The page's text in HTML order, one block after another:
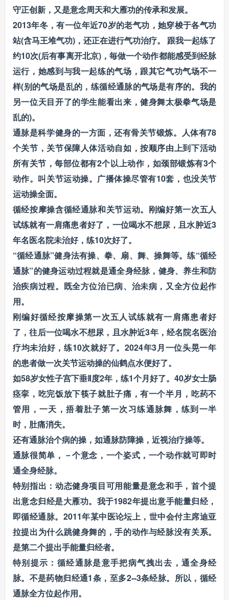
守正创新，又是意念周天和大雁功的传承和发展。
2013年冬，有一位年近70岁的老气功，她穿梭于各气功
站(含马王堆气功)，还正在进行气功治疗。 跟我一起练了
约10次(后有事离开北京)，毎做一个动作都能感受到经脉
运行，她感到与我一起练的气场，跟其它气功气场不一
样(别的气场是乱的，练循经通脉的气场是有序的。我的
另一位天目开了的学生能看出来，健身舞太极拳气场是
乱的)。
通脉是科学健身的一方面，还有骨关节锻炼。人体有78
个关节，关节保障人体活动自如，按顺序由上到下活动
所有关节，每部位都有2个以上动作，如颈部锻炼有3个
动作。叫关节运动操。广播体操尽管有10套，也没关节
运动操全面。
循经按摩操含循经通脉和关节运动。刚编好第一次五人
试练就有一肩痛患者好了，一位喝水不想尿，且水肿近3
年名医名院未治好，练10次好了。
“循经通脉”健身法有操、拳、扇、舞、操舞等。练“循经
通脉”的健身运动过程就是通全身经脉，健身、养生和防
治疾病过程。既全方位治已病、治未病，又全方位起作
用。
刚编好循经按摩操第一次五人试练就有一肩痛患者好
了，往后一位喝水不想尿，且水肿近3年，经名院名医治
疗均未治好，练10次就好了。2024年3月一位头晃一年
的患者做一次关节运动操的仙鹤点水便好了。
如58岁女性子宫下垂Ⅱ度2年，练1个月好了。40岁女士肠
痉挛，吃完饭放下筷子就肚子痛，有一个半月，吃药不
管用，一天，捂着肚子第一次习练通脉舞，练到一半
时，肚痛消失。
还有通脉治个病的操，如通脉防障操，近视治疗操等。
通脉很简单，－个意念，一个姿式，一个动作就可即时
通全身经脉。
特别指出：动态健身项目可用能量是意念和手，首个提
出意念归经是大雁功。我于1982年提出意手能量归经，
即循经通脉。2011年某中医论坛上，世中会付主席迪亚
拉提出为什么跳健身舞的，手的动作与经脉没有关系。
是第二个提出手能量归经者。
特别提示：循经通脉是意手把病气拽出去，通全身经
脉。不是药物归经通1条，至多2--3条经脉。所以，循经
通脉全方位起作用。